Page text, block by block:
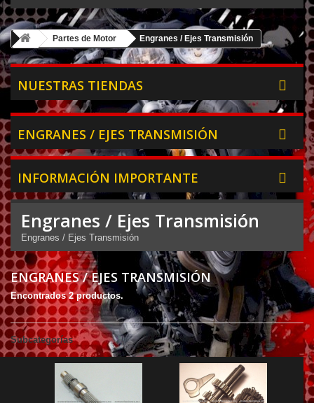
Partes de Motor Engranes / Ejes Transmisión
NUESTRAS TIENDAS
ENGRANES / EJES TRANSMISIÓN
INFORMACIÓN IMPORTANTE
Engranes / Ejes Transmisión
Engranes / Ejes Transmisión
ENGRANES / EJES TRANSMISIÓN
Encontrados 2 productos.
Subcategorías